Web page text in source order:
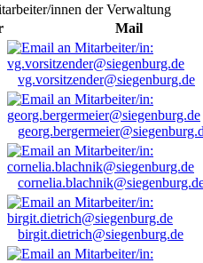
innen der Verwaltung
Mail
vg.vorsitzender@siegenburg.de
birgit.dietrich@siegenburg.de